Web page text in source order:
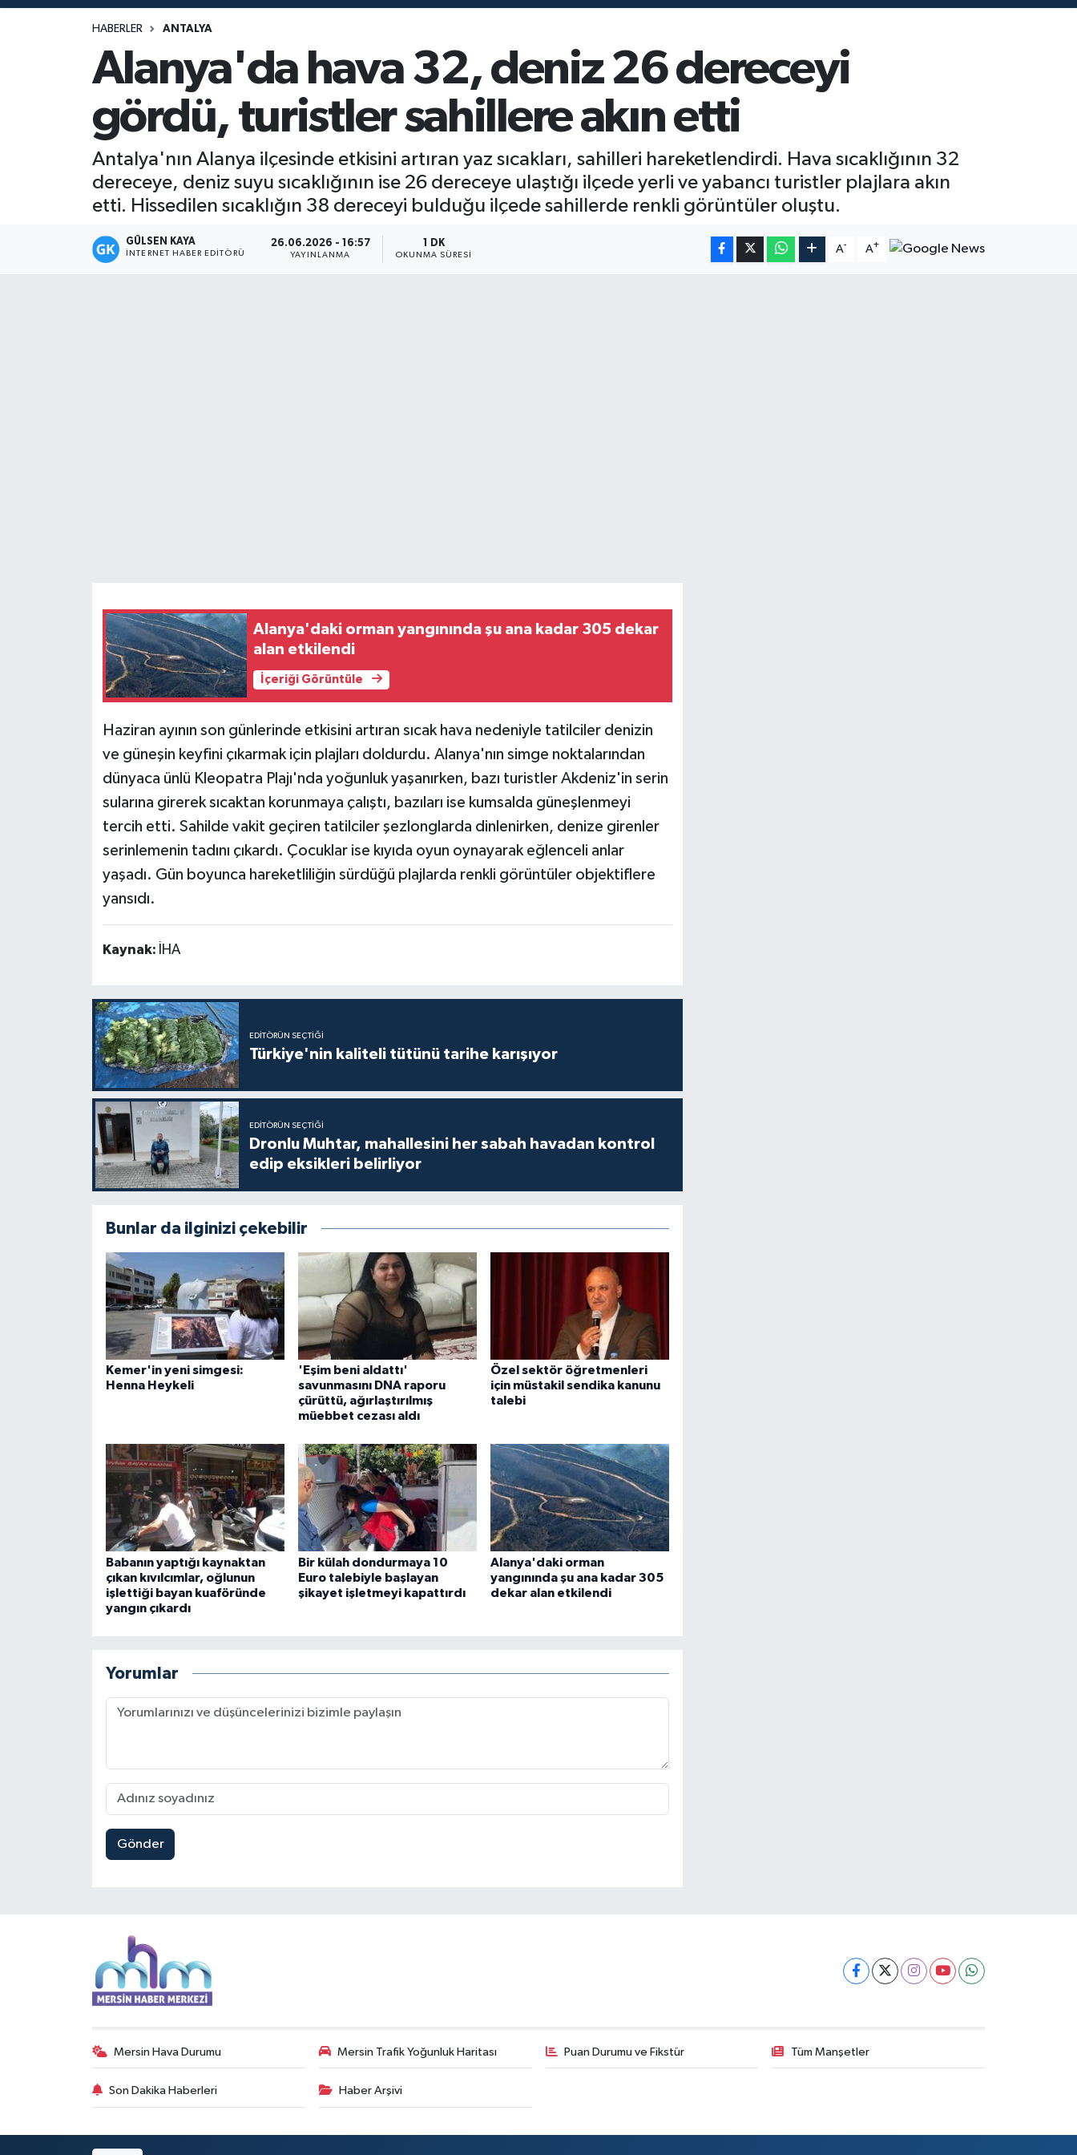
HABERLER ANTALYA
Alanya'da hava 32, deniz 26 dereceyi
gördü, turistler sahillere akın etti
Antalya'nın Alanya ilçesinde etkisini artıran yaz sıcakları, sahilleri hareketlendirdi. Hava sıcaklığının 32
dereceye, deniz suyu sıcaklığının ise 26 dereceye ulaştığı ilçede yerli ve yabancı turistler plajlara akın
etti. Hissedilen sıcaklığın 38 dereceyi bulduğu ilçede sahillerde renkli görüntüler oluştu.
GÜLSEN KAYA
İNTERNET HABER EDITÖRÜ
26.06.2026 - 16:57
YAYINLANMA
1 DK
OKUNMA SÜRESI
A- A+
Alanya'daki orman yangınında şu ana kadar 305 dekar
alan etkilendi
İçeriği Görüntüle
Haziran ayının son günlerinde etkisini artıran sıcak hava nedeniyle tatilciler denizin
ve güneşin keyfini çıkarmak için plajları doldurdu. Alanya'nın simge noktalarından
dünyaca ünlü Kleopatra Plajı'nda yoğunluk yaşanırken, bazı turistler Akdeniz'in serin
sularına girerek sıcaktan korunmaya çalıştı, bazıları ise kumsalda güneşlenmeyi
tercih etti. Sahilde vakit geçiren tatilciler şezlonglarda dinlenirken, denize girenler
serinlemenin tadını çıkardı. Çocuklar ise kıyıda oyun oynayarak eğlenceli anlar
yaşadı. Gün boyunca hareketliliğin sürdüğü plajlarda renkli görüntüler objektiflere
yansıdı.
Kaynak: İHA
EDITÖRÜN SEÇTIĞI
Türkiye'nin kaliteli tütünü tarihe karışıyor
EDITÖRÜN SEÇTIĞI
Dronlu Muhtar, mahallesini her sabah havadan kontrol
edip eksikleri belirliyor
Bunlar da ilginizi çekebilir
Kemer'in yeni simgesi:
Henna Heykeli
'Eşim beni aldattı'
savunmasını DNA raporu
çürüttü, ağırlaştırılmış
müebbet cezası aldı
Özel sektör öğretmenleri
için müstakil sendika kanunu
talebi
Babanın yaptığı kaynaktan
çıkan kıvılcımlar, oğlunun
işlettiği bayan kuaföründe
yangın çıkardı
Bir külah dondurmaya 10
Euro talebiyle başlayan
şikayet işletmeyi kapattırdı
Alanya'daki orman
yangınında şu ana kadar 305
dekar alan etkilendi
Yorumlar
Gönder
Mersin Hava Durumu Mersin Trafik Yoğunluk Haritası Puan Durumu ve Fikstür Tüm Manşetler
Son Dakika Haberleri Haber Arşivi
Magazin
Mersin Tarihi
Özel Haber
Politika
Resmi İlan